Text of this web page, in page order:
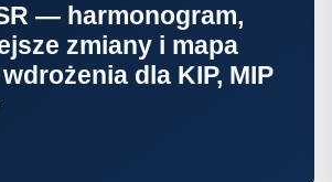
— harmonogram,
zmiany i mapa
dla KIP, MIP